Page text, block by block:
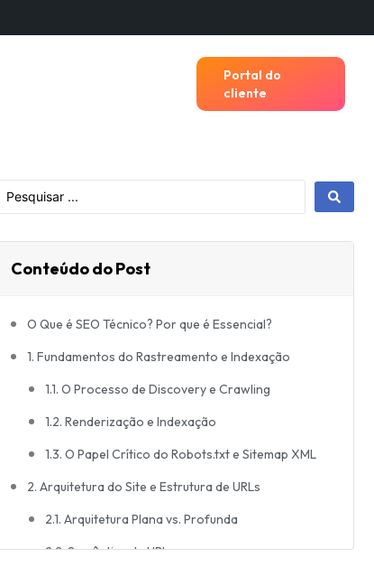
Portal do
cliente
Conteúdo do Post
O Que é SEO Técnico? Por que é Essencial?
1. Fundamentos do Rastreamento e Indexação
1.1. O Processo de Discovery e Crawling
1.2. Renderização e Indexação
1.3. O Papel Crítico do Robots.txt e Sitemap XML
2. Arquitetura do Site e Estrutura de URLs
2.1. Arquitetura Plana vs. Profunda
2.2. Semântica de URLs